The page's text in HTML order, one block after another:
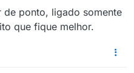
ponto, ligado somente
que fique melhor.